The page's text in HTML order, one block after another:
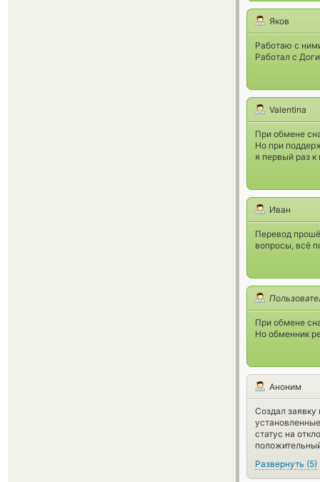
Яков
Работаю с
Работал с
Valentina
При обмене
Но при
я первый раз
Иван
Перевод
вопросы, всё
При обмене
Но обменник
Аноним
Создал заявку
статус на
Развернуть (5)